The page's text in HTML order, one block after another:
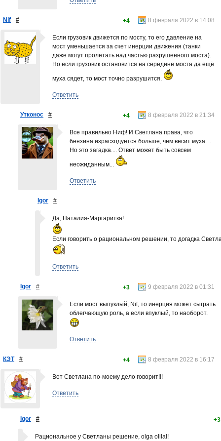
Nif # 8 февраля 2022 в 14:08
+4
Если грузовик движется по мосту, то его давление на
мост уменьшается за счет инерции движения (танки
даже могут пролетать над частью разрушенного моста).
Но если грузовик остановится на середине моста да ещё
муха сядет, то мост точно разрушится.
Ответить
Утконос # 8 февраля 2022 в 21:34
+4
Все правильно Ниф! И Светлана права, что
бензина израсходуется больше, чем весит муха. ..
Но это загадка.... Ответ может быть совсем
неожиданным...
Ответить
Igor #
Да, Наталия-Маргаритка!
Если говорить о рациональном решении, то догадка
Ответить
Igor # 9 февраля 2022 в 01:31
+3
Если мост выпуклый, Nif, то инерция может сыграть
облегчающую роль, а если впуклый, то наоборот.
Ответить
КЭТ # 8 февраля 2022 в 16:17
+4
Вот Светлана по-моему дело говорит!!!
Ответить
Igor # +3
Рациональное у Светланы решение, olga olilal!